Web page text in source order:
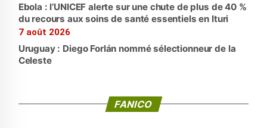
Ebola : l’UNICEF alerte sur une chute de plus de 40 %
du recours aux soins de santé essentiels en Ituri
7 août 2026
Uruguay : Diego Forlán nommé sélectionneur de la
Celeste
FANICO